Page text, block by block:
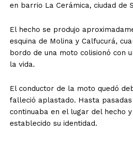
en barrio La Cerámica, ciudad de
El hecho se produjo
esquina de Molina y Calfucurá,
bordo de una moto colisionó con
la vida.
El conductor de la moto quedó
falleció aplastado. Hasta
continuaba en el lugar del hecho
establecido su identidad.